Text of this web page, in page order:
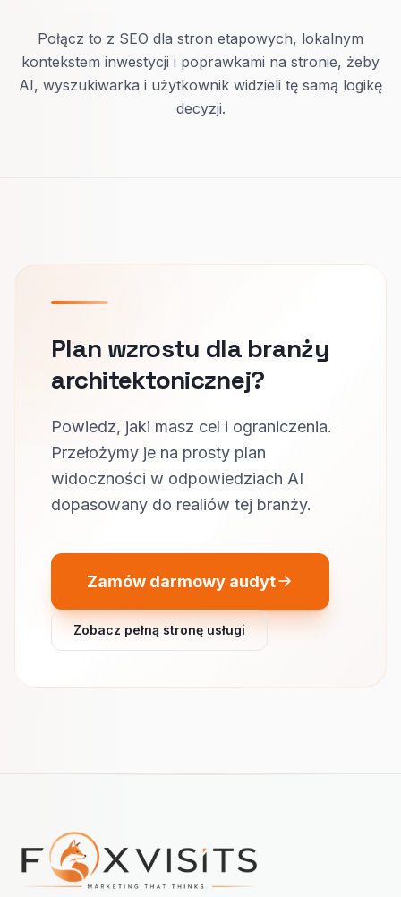
Połącz to z SEO dla stron etapowych, lokalnym
kontekstem inwestycji i poprawkami na stronie, żeby
AI, wyszukiwarka i użytkownik widzieli tę samą logikę
decyzji.
Plan wzrostu dla branży
architektonicznej?
Powiedz, jaki masz cel i ograniczenia.
Przełożymy je na prosty plan
widoczności w odpowiedziach AI
dopasowany do realiów tej branży.
Zamów darmowy audyt
Zobacz pełną stronę usługi
Nawigacja w stopce